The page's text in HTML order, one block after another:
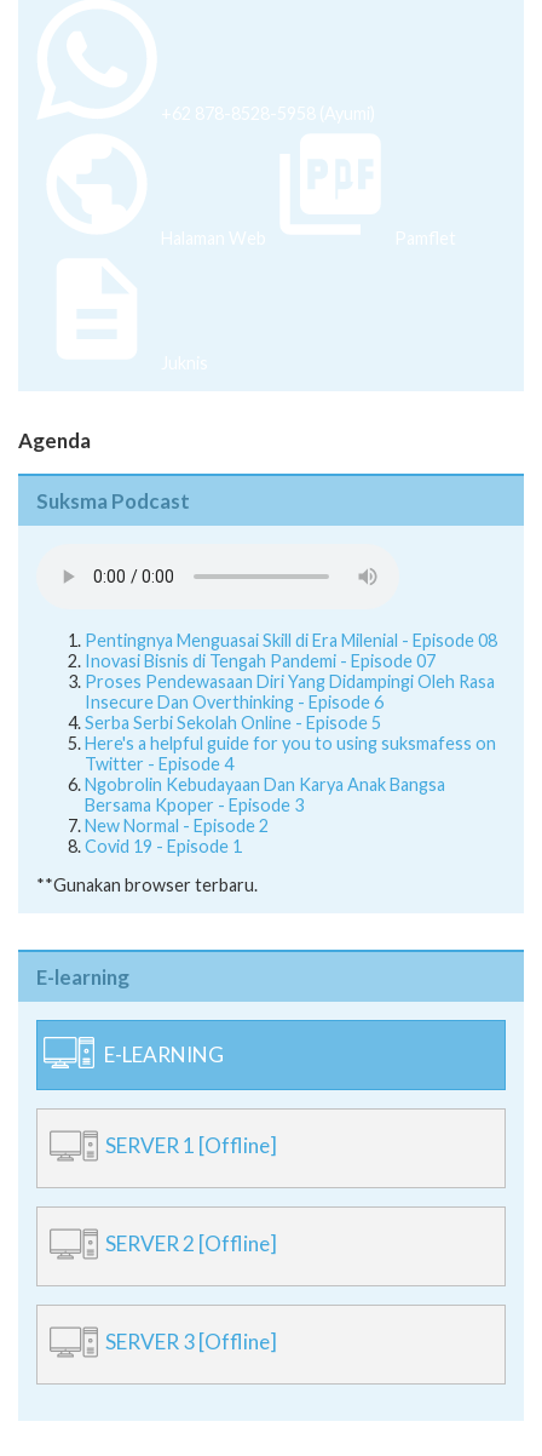
+62 878-8528-5958 (Ayumi)
Halaman Web Pamflet
Juknis
Agenda
Suksma Podcast
Pentingnya Menguasai Skill di Era Milenial - Episode 08
Inovasi Bisnis di Tengah Pandemi - Episode 07
Proses Pendewasaan Diri Yang Didampingi Oleh Rasa
Insecure Dan Overthinking - Episode 6
Serba Serbi Sekolah Online - Episode 5
Here's a helpful guide for you to using suksmafess on
Twitter - Episode 4
Ngobrolin Kebudayaan Dan Karya Anak Bangsa
Bersama Kpoper - Episode 3
New Normal - Episode 2
Covid 19 - Episode 1
**Gunakan browser terbaru.
E-learning
E-LEARNING
SERVER 1 [Offline]
SERVER 2 [Offline]
SERVER 3 [Offline]